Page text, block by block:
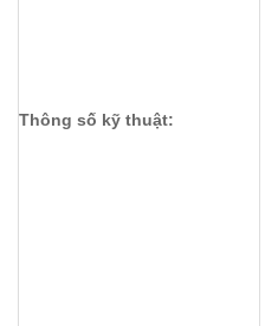
Thông số kỹ thuật: